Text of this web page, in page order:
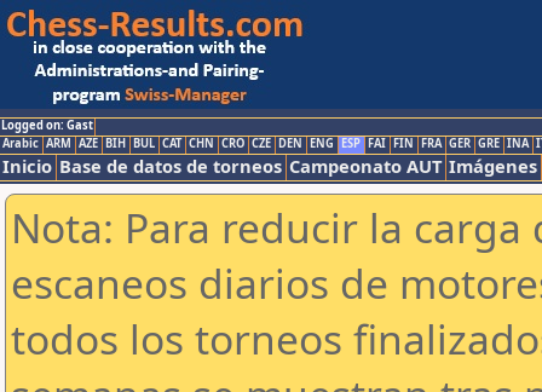
Logged on: Gast
Arabic ARM AZE BIH BUL CAT CHN CRO CZE DEN ENG ESP FAI FIN FRA GER GRE INA
Inicio Base de datos de torneos Campeonato AUT Imágenes
Nota: Para reducir la
escaneos diarios de
todos los torneos